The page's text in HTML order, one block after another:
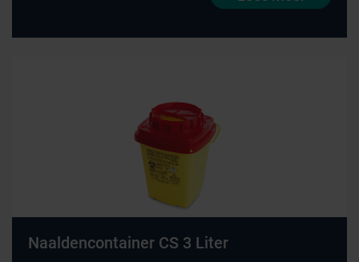
Naaldencontainer CS 3 Liter